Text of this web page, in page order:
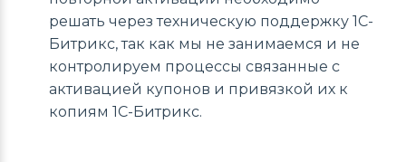
решать через техническую поддержку 1С-
Битрикс, так как мы не занимаемся и не
контролируем процессы связанные с
активацией купонов и привязкой их к
копиям 1С-Битрикс.